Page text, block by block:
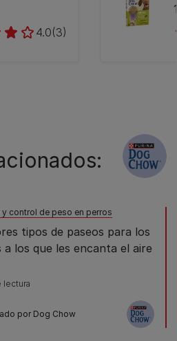
4.0(3)
y control de peso en perros
tipos de paseos para los
a los que les encanta el aire
lectura
por Dog Chow